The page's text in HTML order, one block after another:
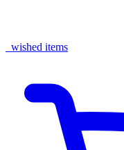
wished items